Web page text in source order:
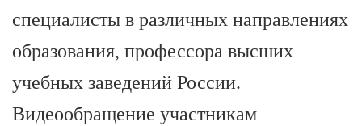
специалисты в различных направлениях
образования, профессора высших
учебных заведений России.
Видеообращение участникам